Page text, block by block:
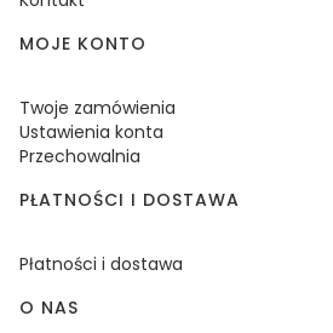
MOJE KONTO
Twoje zamówienia
Ustawienia konta
Przechowalnia
PŁATNOŚCI I DOSTAWA
Płatności i dostawa
O NAS